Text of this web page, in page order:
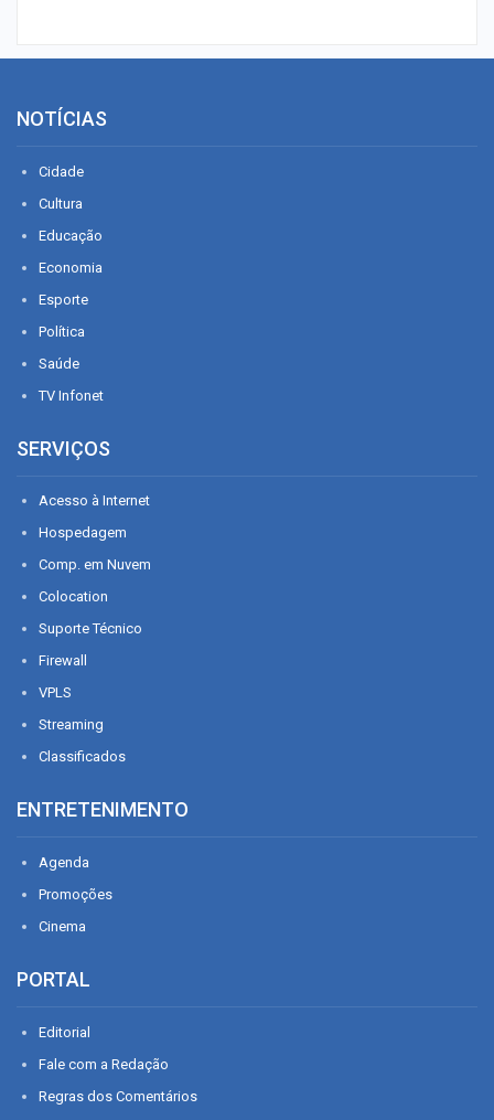
NOTÍCIAS
Cidade
Cultura
Educação
Economia
Esporte
Política
Saúde
TV Infonet
SERVIÇOS
Acesso à Internet
Hospedagem
Comp. em Nuvem
Colocation
Suporte Técnico
Firewall
VPLS
Streaming
Classificados
ENTRETENIMENTO
Agenda
Promoções
Cinema
PORTAL
Editorial
Fale com a Redação
Regras dos Comentários